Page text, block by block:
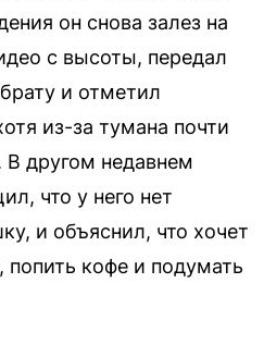
он снова залез на
с высоты, передал
и отметил
из-за тумана почти
В другом недавнем
что у него нет
и объяснил, что хочет
попить кофе и подумать